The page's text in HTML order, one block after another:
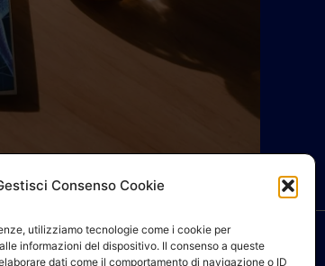
Consenso Cookie
utilizziamo tecnologie come i cookie per
informazioni del dispositivo. Il consenso a queste
dati come il comportamento di navigazione o ID